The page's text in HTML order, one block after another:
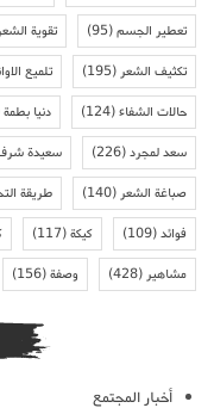
تعطير الجسم(95) تقوية
تكثيف الشعر(195) تلميع
حالات الشفاء(124) دنيا بطمة
سعد لمجرد(226) سعيدة
صباغة الشعر(140) طريقة
فوائد(109) كيكة(117)
مشاهير(428) وصفة(156)
أخبار المجتمع